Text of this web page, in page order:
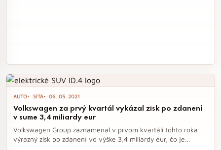
AUTO SITA 06. 05. 2021
Volkswagen za prvý kvartál vykázal zisk po zdanení
v sume 3,4 miliardy eur
Volkswagen Group zaznamenal v prvom kvartáli tohto roka
výrazný zisk po zdanení vo výške 3,4 miliardy eur, čo je